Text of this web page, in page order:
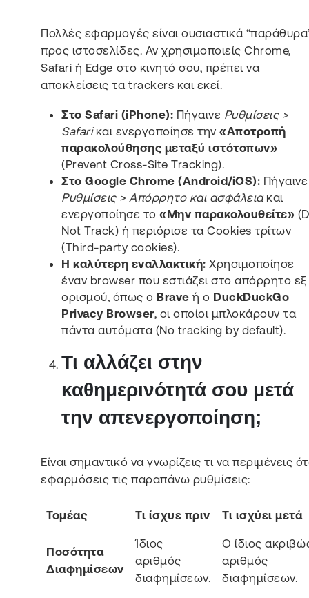
Πολλές εφαρμογές είναι ουσιαστικά
προς ιστοσελίδες. Αν χρησιμοποιείς Chrome,
Safari ή Edge στο κινητό σου, πρέπει να
αποκλείσεις τα trackers και εκεί.
Στο Safari (iPhone): Πήγαινε Ρυθμίσεις >
Safariκαι ενεργοποίησε την«Αποτροπή
παρακολούθησης μεταξύ ιστότοπων»
(Prevent Cross-Site Tracking).
Στο Google Chrome (Android/iOS): Πήγαινε
Ρυθμίσεις > Απόρρητο και ασφάλειακαι
ενεργοποίησε το«Μην παρακολουθείτε»
Not Track) ή περιόρισε τα Cookies τρίτων
(Third-party cookies).
Η καλύτερη εναλλακτική: Χρησιμοποίησε
έναν browser που εστιάζει στο απόρρητο εξ
ορισμού, όπως ο Brave ή ο DuckDuckGo
Privacy Browser, οι οποίοι μπλοκάρουν τα
πάντα αυτόματα (No tracking by default).
Τι αλλάζει στην
καθημερινότητά σου μετά
την απενεργοποίηση;
Είναι σημαντικό να γνωρίζεις τι να περιμένεις
εφαρμόσεις τις παραπάνω ρυθμίσεις:
Τομέας Τι ίσχυε πριν Τι ισχύει μετά
Ποσότητα
Διαφημίσεων
Ίδιος
αριθμός
διαφημίσεων.
Ο ίδιος
αριθμός
διαφημίσεων.